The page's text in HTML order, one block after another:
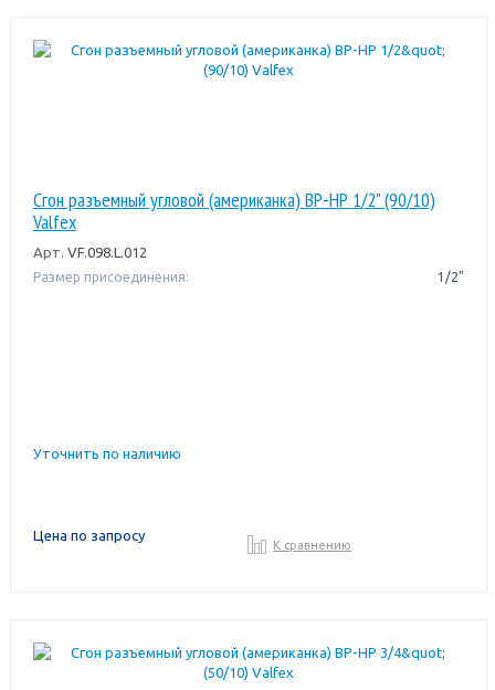
Сгон разъемный угловой (американка) ВР-НР 1/2" (90/10)
Valfex
Арт. VF.098.L.012
Размер присоединения: 1/2"
Уточнить по наличию
Цена по запросу
К сравнению